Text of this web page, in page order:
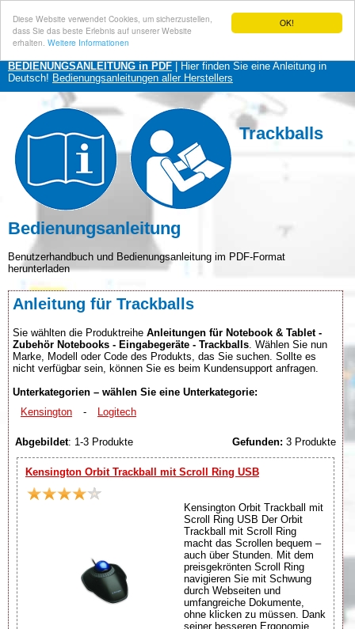
OK!
Diese Website verwendet Cookies, um sicherzustellen,
dass Sie das beste Erlebnis auf unserer Website
erhalten. Weitere Informationen
BEDIENUNGSANLEITUNG in PDF | Hier finden Sie eine Anleitung in
Deutsch! Bedienungsanleitungen aller Herstellers
Trackballs
Bedienungsanleitung
Benutzerhandbuch und Bedienungsanleitung im PDF-Format
herunterladen
Anleitung für Trackballs
Sie wählten die Produktreihe Anleitungen für Notebook & Tablet -
Zubehör Notebooks - Eingabegeräte - Trackballs . Wählen Sie nun
Marke, Modell oder Code des Produkts, das Sie suchen. Sollte es
nicht verfügbar sein, können Sie es beim Kundensupport anfragen.
Unterkategorien – wählen Sie eine Unterkategorie:
Kensington
- Logitech
Abgebildet: 1-3 Produkte Gefunden: 3 Produkte
Kensington Orbit Trackball mit Scroll Ring USB
Kensington Orbit Trackball mit
Scroll Ring USB Der Orbit
Trackball mit Scroll Ring
macht das Scrollen bequem –
auch über Stunden. Mit dem
preisgekrönten Scroll Ring
navigieren Sie mit Schwung
durch Webseiten und
umfangreiche Dokumente,
ohne klicken zu müssen. Dank
seiner besseren Ergonomie